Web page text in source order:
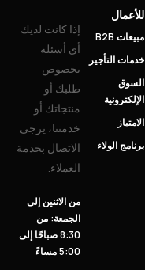
للأعمال
مبيعات B2B
خدمات التأجير
السوق
الإلكترونية
الامتياز
برنامج الولاء
إذا كانت لديك
أي أسئلة
بخصوص
طلبك أو
منتجاتك أو
خدمتنا، يرجى
الاتصال بخدمة
العملاء.
من الاثنين إلى
الجمعة: من
8:30 صباحًا إلى
5:00 مساءً